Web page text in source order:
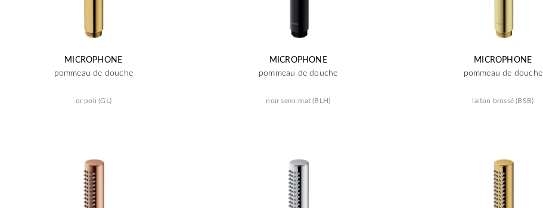
MICROPHONE
pommeau de douche
or poli (GL)
MICROPHONE
pommeau de douche
noir semi-mat (BLH)
MICROPHONE
pommeau de douche
laiton brossé (BSB)